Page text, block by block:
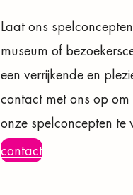
Laat ons
museum of
een verrijkende en
contact met ons op
onze spelconcepten te
contact